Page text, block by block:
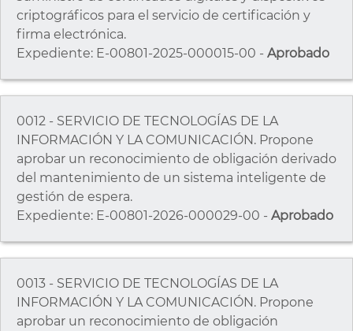
criptográficos para el servicio de certificación y
firma electrónica.
Expediente: E-00801-2025-000015-00 - Aprobado
0012 - SERVICIO DE TECNOLOGÍAS DE LA
INFORMACIÓN Y LA COMUNICACIÓN. Propone
aprobar un reconocimiento de obligación derivado
del mantenimiento de un sistema inteligente de
gestión de espera.
Expediente: E-00801-2026-000029-00 - Aprobado
0013 - SERVICIO DE TECNOLOGÍAS DE LA
INFORMACIÓN Y LA COMUNICACIÓN. Propone
aprobar un reconocimiento de obligación